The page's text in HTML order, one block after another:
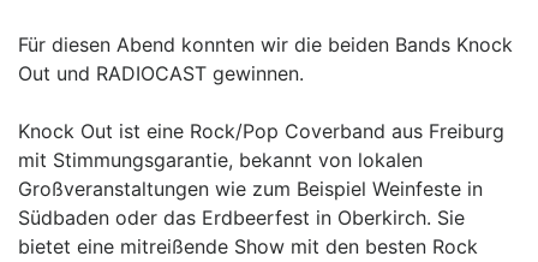
Für diesen Abend konnten wir die beiden Bands Knock
Out und RADIOCAST gewinnen.
Knock Out ist eine Rock/Pop Coverband aus Freiburg
mit Stimmungsgarantie, bekannt von lokalen
Großveranstaltungen wie zum Beispiel Weinfeste in
Südbaden oder das Erdbeerfest in Oberkirch. Sie
bietet eine mitreißende Show mit den besten Rock